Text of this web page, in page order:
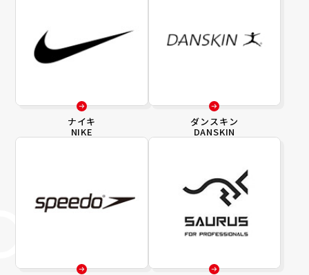
ナイキ
NIKE
ダンスキン
DANSKIN